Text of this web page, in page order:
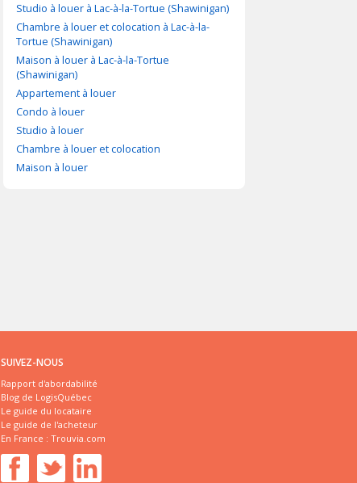
Studio à louer à Lac-à-la-Tortue (Shawinigan)
Chambre à louer et colocation à Lac-à-la-
Tortue (Shawinigan)
Maison à louer à Lac-à-la-Tortue
(Shawinigan)
Appartement à louer
Condo à louer
Studio à louer
Chambre à louer et colocation
Maison à louer
SUIVEZ-NOUS
Rapport d'abordabilité
Blog de LogisQuébec
Le guide du locataire
Le guide de l'acheteur
En France : Trouvia.com